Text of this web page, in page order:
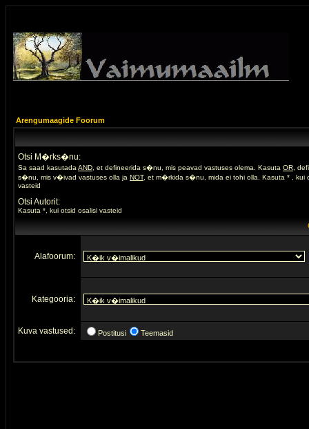
Arengumaagide Foorum
Otsi M�rks�nu:
Sa saad kasutada AND , et defineerida s�nu, mis peavad vastuses olema. Kasuta OR ,
s�nu, mis v�ivad vastuses olla ja NOT, et m�rkida s�nu, mida ei tohi olla. Kasuta * , kui
vasteid
Otsi Autorit:
Kasuta *, kui otsid osalisi vasteid
Alafoorum:
Kategooria:
Kuva vastused: Postitusi Teemasid